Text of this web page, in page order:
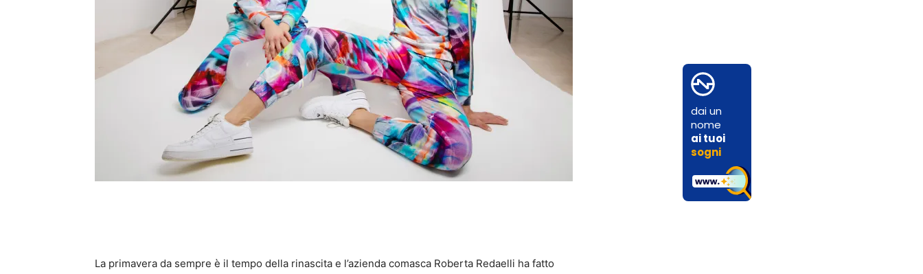
La primavera da sempre è il tempo della rinascita e l’azienda comasca Roberta Redaelli ha fatto